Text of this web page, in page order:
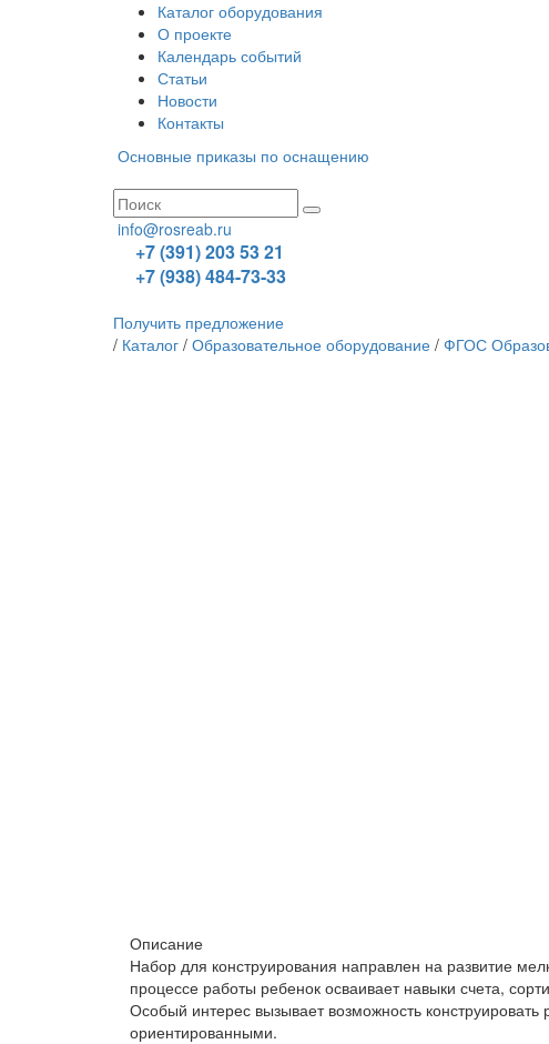
Каталог оборудования
О проекте
Календарь событий
Статьи
Новости
Контакты
Основные приказы по оснащению
info@rosreab.ru
+7 (391) 203 53 21
+7 (938) 484-73-33
Получить предложение
/ Каталог / Образовательное оборудование / ФГОС
Описание
Набор для конструирования направлен на развитие
процессе работы ребенок осваивает навыки счета,
Особый интерес вызывает возможность
ориентированными.